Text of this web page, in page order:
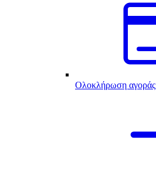
Ολοκλήρωση αγοράς